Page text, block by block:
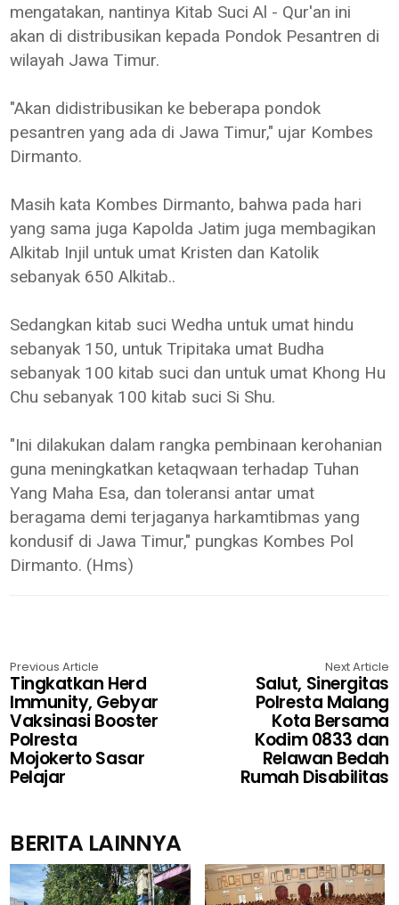
mengatakan, nantinya Kitab Suci Al - Qur'an ini
akan di distribusikan kepada Pondok Pesantren di
wilayah Jawa Timur.
"Akan didistribusikan ke beberapa pondok
pesantren yang ada di Jawa Timur," ujar Kombes
Dirmanto.
Masih kata Kombes Dirmanto, bahwa pada hari
yang sama juga Kapolda Jatim juga membagikan
Alkitab Injil untuk umat Kristen dan Katolik
sebanyak 650 Alkitab..
Sedangkan kitab suci Wedha untuk umat hindu
sebanyak 150, untuk Tripitaka umat Budha
sebanyak 100 kitab suci dan untuk umat Khong Hu
Chu sebanyak 100 kitab suci Si Shu.
"Ini dilakukan dalam rangka pembinaan kerohanian
guna meningkatkan ketaqwaan terhadap Tuhan
Yang Maha Esa, dan toleransi antar umat
beragama demi terjaganya harkamtibmas yang
kondusif di Jawa Timur," pungkas Kombes Pol
Dirmanto. (Hms)
Previous Article
Tingkatkan Herd
Immunity, Gebyar
Vaksinasi Booster
Polresta
Mojokerto Sasar
Pelajar
Next Article
Salut, Sinergitas
Polresta Malang
Kota Bersama
Kodim 0833 dan
Relawan Bedah
Rumah Disabilitas
BERITA LAINNYA